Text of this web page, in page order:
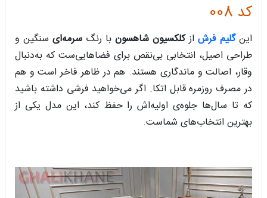
کد 008
اینگلیم فرش ازکلکسیون شاهسون با رنگ سرمه‌ای سنگین و
طراحی اصیل، انتخابی بی‌نقص برای فضاهایی‌ست که به‌دنبال
وقار، اصالت و ماندگاری هستند. هم در ظاهر فاخر است و هم
در مصرف روزمره قابل اتکا. اگر می‌خواهید فرشی داشته باشید
که تا سال‌ها جلوه‌ی اولیه‌اش را حفظ کند، این مدل یکی از
بهترین انتخاب‌های شماست.